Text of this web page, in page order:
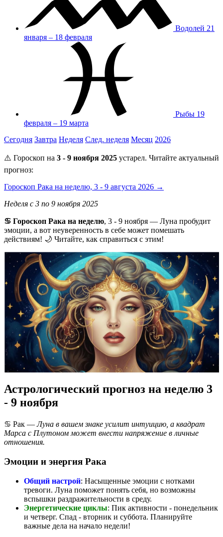
Водолей 21
января – 18 февраля
Рыбы 19
февраля – 19 марта
Сегодня Завтра Неделя След. неделя Месяц 2026
⚠️ Гороскоп на 3 - 9 ноября 2025 устарел. Читайте актуальный
прогноз:
Гороскоп Рака на неделю, 3 - 9 августа 2026 →
Неделя с 3 по 9 ноября 2025
♋ Гороскоп Рака на неделю, 3 - 9 ноября — Луна пробудит
эмоции, а вот неуверенность в себе может помешать
действиям! 🌙 Читайте, как справиться с этим!
Астрологический прогноз на неделю 3
- 9 ноября
♋ Рак —Луна в вашем знаке усилит интуицию, а квадрат
Марса с Плутоном может внести напряжение в личные
отношения.
Эмоции и энергия Рака
Общий настрой: Насыщенные эмоции с нотками
тревоги. Луна поможет понять себя, но возможны
вспышки раздражительности в среду.
Энергетические циклы: Пик активности - понедельник
и четверг. Спад - вторник и суббота. Планируйте
важные дела на начало недели!